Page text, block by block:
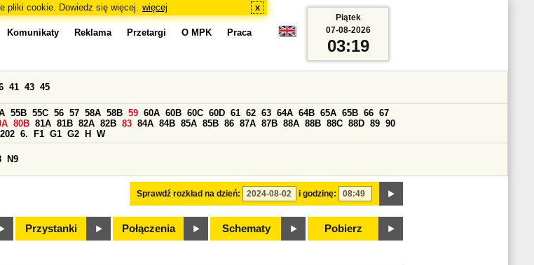
pliki cookie. Dowiedz się więcej. więcej x
Komunikaty Reklama Przetargi O MPK Praca
Sprawdź rozkład na dzień: i godzinę:
41 43 45
55B 55C 56 57 58A 58B 59 60A 60B 60C 60D 61 62 63 64A 64B 65A 65B 66 67
80B 81A 81B 82A 82B 83 84A 84B 85A 85B 86 87A 87B 88A 88B 88C 88D 89 90
202 6. F1 G1 G2 H W
N9
Przystanki Połączenia Schematy Pobierz
Piątek
07-08-2026
03:19